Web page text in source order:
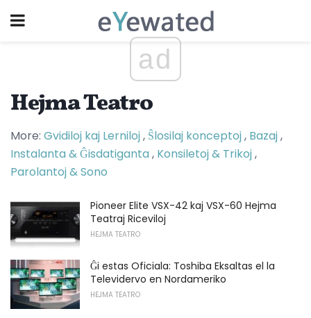
ad
Hejma Teatro
More: Gvidiloj kaj Lerniloj, Ŝlosilaj konceptoj, Bazaj,
Instalanta & Ĝisdatiganta, Konsiletoj & Trikoj,
Parolantoj & Sono
Pioneer Elite VSX-42 kaj VSX-60 Hejma
Teatraj Riceviloj
HEJMA TEATRO
Ĝi estas Oficiala: Toshiba Eksaltas el la
Televidervo en Nordameriko
HEJMA TEATRO